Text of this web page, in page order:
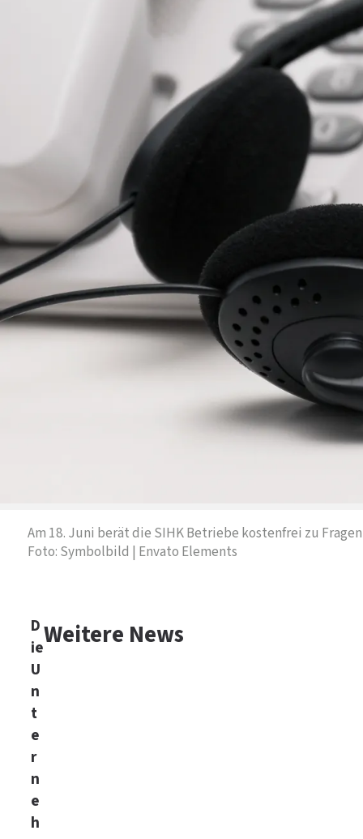
Am 18. Juni berät die SIHK Betriebe kostenfrei zu
Foto: Symbolbild | Envato Elements
D
ie
U
n
t
e
r
n
e
h
Weitere News